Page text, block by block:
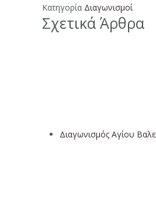
Κατηγορία Διαγωνισμοί
Σχετικά Άρθρα
Διαγωνισμός Αγίου